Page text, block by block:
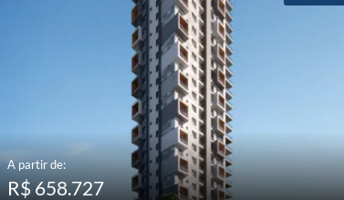
A partir de:
R$ 658.727